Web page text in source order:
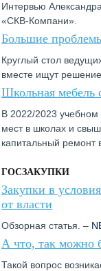
Интервью
«СКВ-Компани».
Большие
Круглый стол
вместе ищут
Школьная мебель
В 2022/2023 учебном
мест в школах и
капитальный ремонт
ГОСЗАКУПКИ
Закупки в
от власти
Обзорная статья. –
А что, так можно
Такой вопрос